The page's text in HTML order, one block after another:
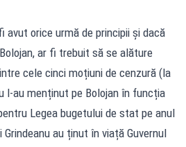
avut orice urmă de principii și dacă
ar fi trebuit să se alăture
cele cinci moțiuni de cenzură (la
l-au menținut pe Bolojan în funcția
Legea bugetului de stat pe anul
au ținut în viață Guvernul